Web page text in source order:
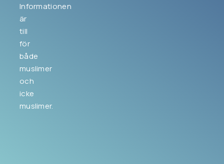
Informationen
är
till
för
både
muslimer
och
icke
muslimer.